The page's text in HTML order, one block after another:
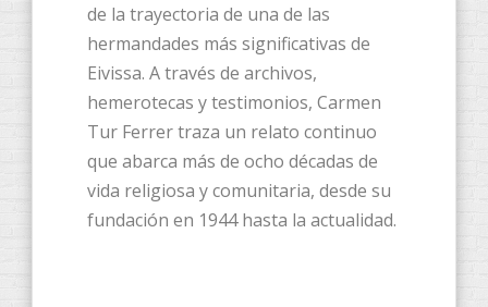
de la trayectoria de una de las
hermandades más significativas de
Eivissa. A través de archivos,
hemerotecas y testimonios, Carmen
Tur Ferrer traza un relato continuo
que abarca más de ocho décadas de
vida religiosa y comunitaria, desde su
fundación en 1944 hasta la actualidad.